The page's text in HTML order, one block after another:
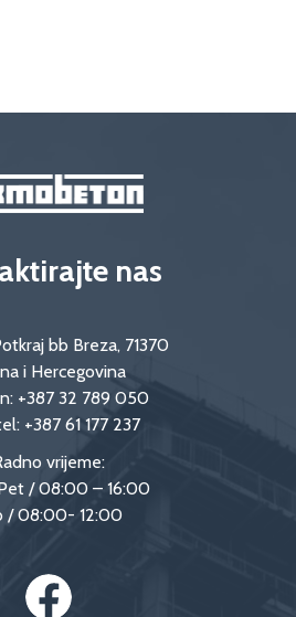
nas
bb Breza, 71370
i Hercegovina
+387 32 789 050
+387 61 177 237
vrijeme:
/ 08:00 – 16:00
/ 08:00- 12:00